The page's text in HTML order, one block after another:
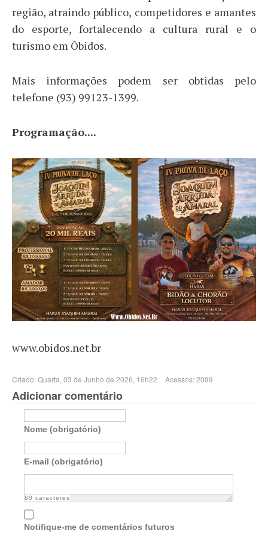
região, atraindo público, competidores e amantes
do esporte, fortalecendo a cultura rural e o
turismo em Óbidos.
Mais informações podem ser obtidas pelo
telefone (93) 99123-1399.
Programação....
www.obidos.net.br
Criado: Quarta, 03 de Junho de 2026, 16h22 Acessos: 2099
Adicionar comentário
Nome (obrigatório)
E-mail (obrigatório)
80 caracteres
Notifique-me de comentários futuros